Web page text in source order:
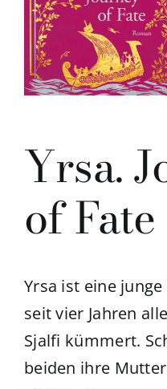
Yrsa.
of Fate
Yrsa ist eine
seit vier Jahren
Sjalfi kümmert.
beiden ihre